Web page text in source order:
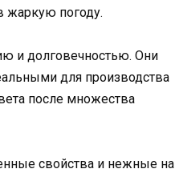
жаркую погоду.
и долговечностью. Они
для производства
после множества
свойства и нежные на